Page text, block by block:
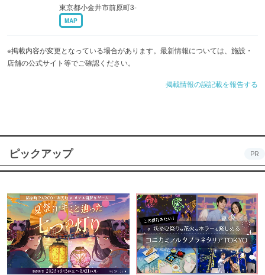
東京都小金井市前原町3-
MAP
※掲載内容が変更となっている場合があります。最新情報については、施設・
店舗の公式サイト等でご確認ください。
掲載情報の誤記載を報告する
ピックアップ PR